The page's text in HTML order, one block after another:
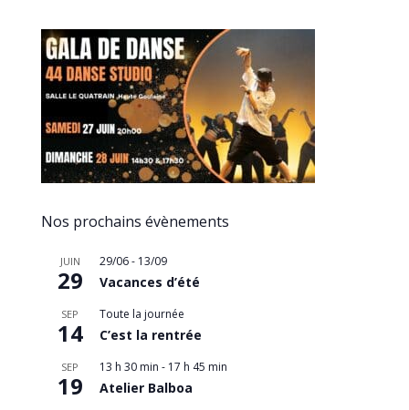
Nos prochains évènements
JUIN
29
29/06- 13/09
Vacances d’été
SEP
14
Toute la journée
C’est la rentrée
SEP
19
13 h 30 min - 17 h 45 min
Atelier Balboa